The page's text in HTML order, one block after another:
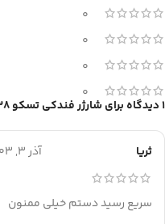
0
0
0
0
1 دیدگاه برای شارژر فندکی تسکو TCG38
ثریا آذر 3, 1403
سریع رسید دستم خیلی ممنون